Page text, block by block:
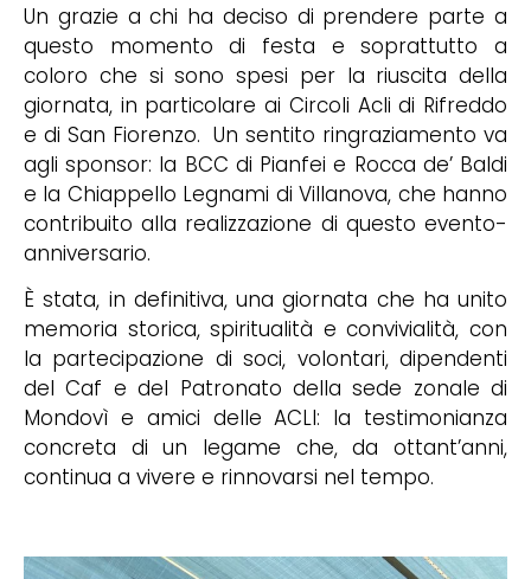
Un grazie a chi ha deciso di prendere parte a
questo momento di festa e soprattutto a
coloro che si sono spesi per la riuscita della
giornata, in particolare ai Circoli Acli di Rifreddo
e di San Fiorenzo. Un sentito ringraziamento va
agli sponsor: la BCC di Pianfei e Rocca de’ Baldi
e la Chiappello Legnami di Villanova, che hanno
contribuito alla realizzazione di questo evento-
anniversario.
È stata, in definitiva, una giornata che ha unito
memoria storica, spiritualità e convivialità, con
la partecipazione di soci, volontari, dipendenti
del Caf e del Patronato della sede zonale di
Mondovì e amici delle ACLI: la testimonianza
concreta di un legame che, da ottant’anni,
continua a vivere e rinnovarsi nel tempo.